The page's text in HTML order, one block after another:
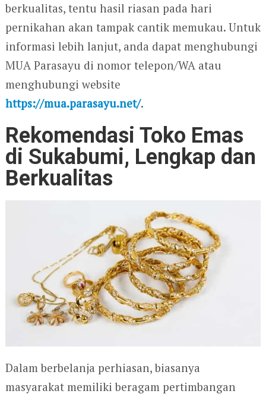
berkualitas, tentu hasil riasan pada hari
pernikahan akan tampak cantik memukau. Untuk
informasi lebih lanjut, anda dapat menghubungi
MUA Parasayu di nomor telepon/WA atau
menghubungi website
https://mua.parasayu.net/.
Rekomendasi Toko Emas
di Sukabumi, Lengkap dan
Berkualitas
Dalam berbelanja perhiasan, biasanya
masyarakat memiliki beragam pertimbangan